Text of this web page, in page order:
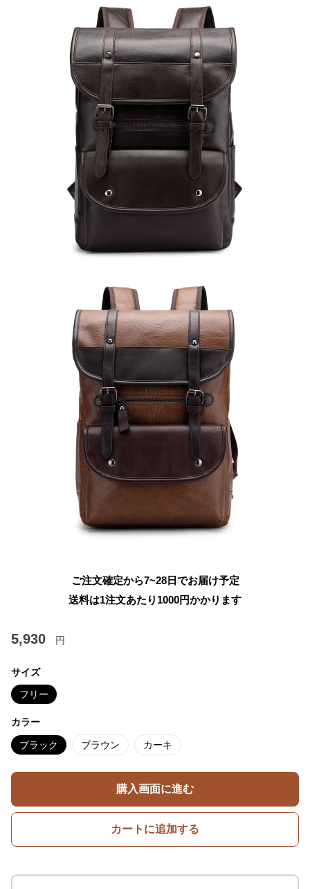
ご注文確定から7~28日でお届け予定
送料は1注文あたり 1000円かかります
5,930 円
サイズ
フリー
カラー
ブラック ブラウン カーキ
購入画面に進む
カートに追加する